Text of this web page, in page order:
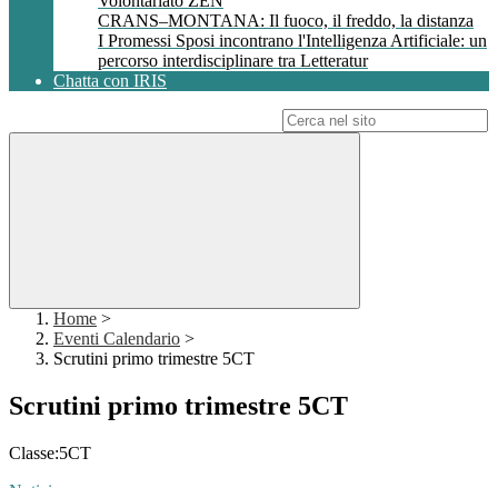
CRANS–MONTANA: Il fuoco, il freddo, la distanza
I Promessi Sposi incontrano l'Intelligenza Artificiale: un
percorso interdisciplinare tra Letteratur
Chatta con IRIS
Home >
Eventi Calendario >
Scrutini primo trimestre 5CT
Scrutini primo trimestre 5CT
Classe:5CT